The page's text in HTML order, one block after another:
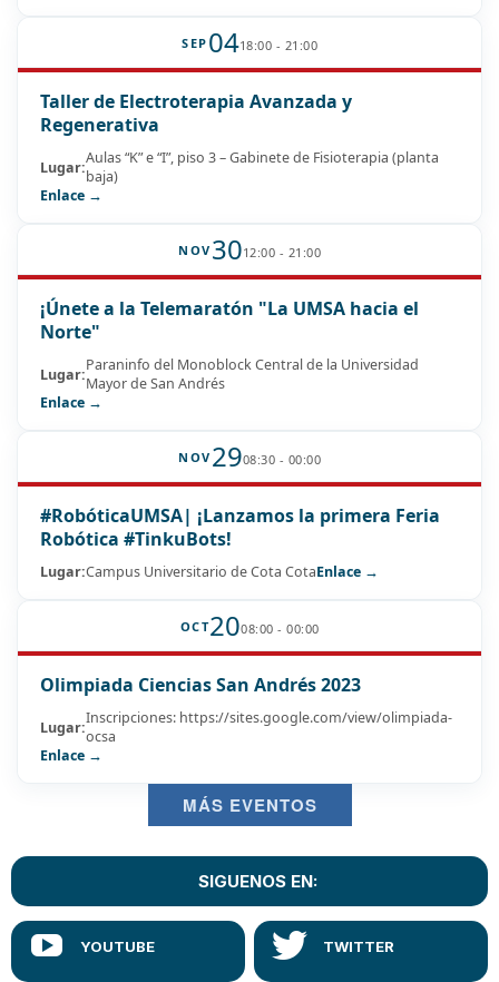
SEP 0418:00 - 21:00
Taller de Electroterapia Avanzada y
Regenerativa
Lugar:Aulas “K” e “I”, piso 3 – Gabinete de Fisioterapia (planta
baja)
Enlace →
NOV 3012:00 - 21:00
¡Únete a la Telemaratón "La UMSA hacia el
Norte"
Lugar:Paraninfo del Monoblock Central de la Universidad
Mayor de San Andrés
Enlace →
NOV 2908:30 - 00:00
#RobóticaUMSA| ¡Lanzamos la primera Feria
Robótica #TinkuBots!
Lugar:Campus Universitario de Cota CotaEnlace →
OCT2008:00 - 00:00
Olimpiada Ciencias San Andrés 2023
Lugar:Inscripciones: https://sites.google.com/view/olimpiada-
ocsa
Enlace →
MÁS EVENTOS
SIGUENOS EN: